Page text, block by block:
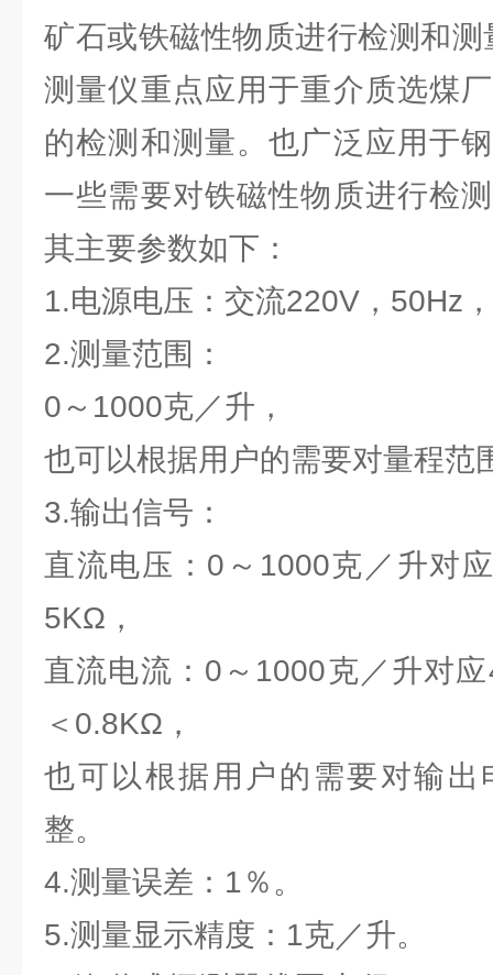
矿石或铁磁性物质进行检测和
测量仪重点应用于重介质选煤
的检测和测量。也广泛应用于
一些需要对铁磁性物质进行检
其主要参数如下：
1.电源电压：交流220V，50Hz
2.测量范围：
0～1000克／升，
也可以根据用户的需要对量程范
3.输出信号：
直流电压：0～1000克／升对
5KΩ，
直流电流：0～1000克／升对
＜0.8KΩ，
也可以根据用户的需要对输出
整。
4.测量误差：1％。
5.测量显示精度：1克／升。